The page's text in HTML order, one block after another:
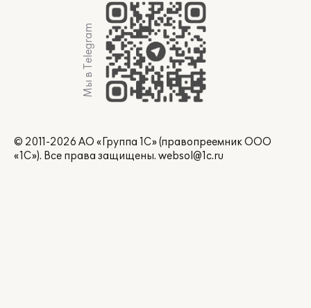
Мы в Telegram
© 2011-2026 АО «Группа 1С» (правопреемник ООО
«1С»). Все права защищены. websol@1c.ru